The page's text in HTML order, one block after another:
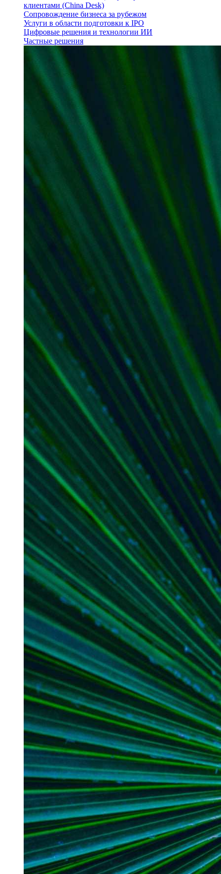
клиентами (China Desk)
Сопровождение бизнеса за рубежом
Услуги в области подготовки к IPO
Цифровые решения и технологии ИИ
Частные решения